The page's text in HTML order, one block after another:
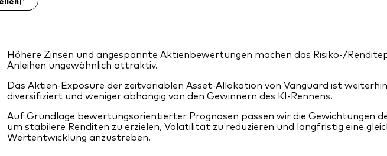
Höhere Zinsen und angespannte Aktienbewertungen machen das Risiko-/
Anleihen ungewöhnlich attraktiv.
Das Aktien-Exposure der zeitvariablen Asset-Allokation von Vanguard ist weiterhin
diversifiziert und weniger abhängig von den Gewinnern des KI-Rennens.
Auf Grundlage bewertungsorientierter Prognosen passen wir die Gewichtungen
um stabilere Renditen zu erzielen, Volatilität zu reduzieren und langfristig eine
Wertentwicklung anzustreben.